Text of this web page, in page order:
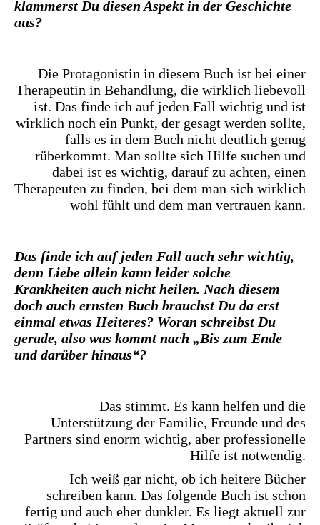
klammerst Du diesen Aspekt in der Geschichte
aus?
Die Protagonistin in diesem Buch ist bei einer
Therapeutin in Behandlung, die wirklich liebevoll
ist. Das finde ich auf jeden Fall wichtig und ist
wirklich noch ein Punkt, der gesagt werden sollte,
falls es in dem Buch nicht deutlich genug
rüberkommt. Man sollte sich Hilfe suchen und
dabei ist es wichtig, darauf zu achten, einen
Therapeuten zu finden, bei dem man sich wirklich
wohl fühlt und dem man vertrauen kann.
Das finde ich auf jeden Fall auch sehr wichtig,
denn Liebe allein kann leider solche
Krankheiten auch nicht heilen. Nach diesem
doch auch ernsten Buch brauchst Du da erst
einmal etwas Heiteres? Woran schreibst Du
gerade, also was kommt nach „Bis zum Ende
und darüber hinaus“?
Das stimmt. Es kann helfen und die
Unterstützung der Familie, Freunde und des
Partners sind enorm wichtig, aber professionelle
Hilfe ist notwendig.
Ich weiß gar nicht, ob ich heitere Bücher
schreiben kann. Das folgende Buch ist schon
fertig und auch eher dunkler. Es liegt aktuell zur